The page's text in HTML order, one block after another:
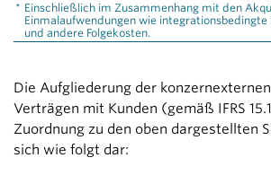
* Einschließlich im Zusammenhang mit den
Einmalaufwendungen wie
und andere Folgekosten.
Die Aufgliederung der
Verträgen mit Kunden (gemäß IFRS
Zuordnung zu den oben dargestellten
sich wie folgt dar: